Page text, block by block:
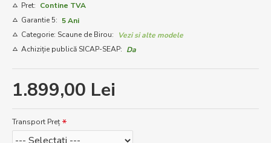
1.899,00 Lei
Pret: Contine TVA
Garantie 5: 5 Ani
Categorie: Scaune de Birou:
Vezi si alte modele
Achiziție publică SICAP-SEAP: Da
Transport Preț